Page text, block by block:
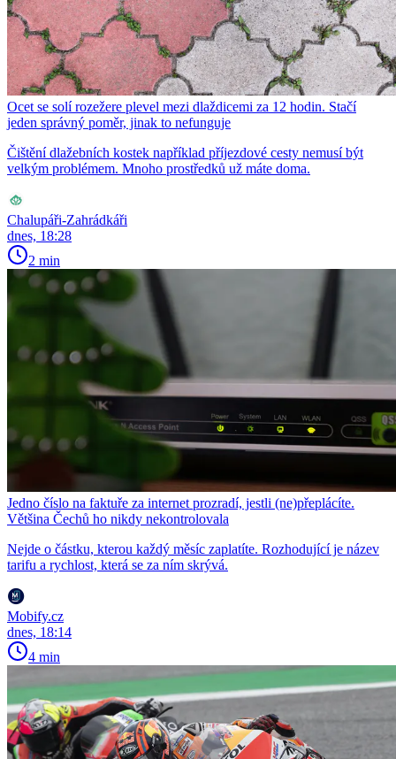
Ocet se solí rozežere plevel mezi dlaždicemi za 12 hodin. Stačí
jeden správný poměr, jinak to nefunguje
Čištění dlažebních kostek například příjezdové cesty nemusí být
velkým problémem. Mnoho prostředků už máte doma.
Chalupáři-Zahrádkáři
dnes, 18:28
2 min
Jedno číslo na faktuře za internet prozradí, jestli (ne)přeplácíte.
Většina Čechů ho nikdy nekontrolovala
Nejde o částku, kterou každý měsíc zaplatíte. Rozhodující je název
tarifu a rychlost, která se za ním skrývá.
Mobify.cz
dnes, 18:14
4 min